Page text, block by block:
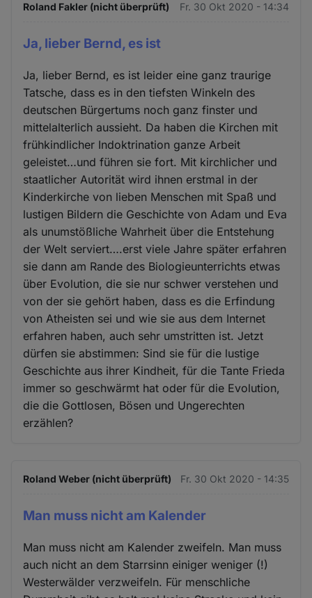
Roland Fakler (nicht überprüft) Fr. 30 Okt 2020 - 14:34
Ja, lieber Bernd, es ist
Ja, lieber Bernd, es ist leider eine ganz traurige
Tatsche, dass es in den tiefsten Winkeln des
deutschen Bürgertums noch ganz finster und
mittelalterlich aussieht. Da haben die Kirchen mit
frühkindlicher Indoktrination ganze Arbeit
geleistet…und führen sie fort. Mit kirchlicher und
staatlicher Autorität wird ihnen erstmal in der
Kinderkirche von lieben Menschen mit Spaß und
lustigen Bildern die Geschichte von Adam und Eva
als unumstößliche Wahrheit über die Entstehung
der Welt serviert….erst viele Jahre später erfahren
sie dann am Rande des Biologieunterrichts etwas
über Evolution, die sie nur schwer verstehen und
von der sie gehört haben, dass es die Erfindung
von Atheisten sei und wie sie aus dem Internet
erfahren haben, auch sehr umstritten ist. Jetzt
dürfen sie abstimmen: Sind sie für die lustige
Geschichte aus ihrer Kindheit, für die Tante Frieda
immer so geschwärmt hat oder für die Evolution,
die die Gottlosen, Bösen und Ungerechten
erzählen?
Roland Weber (nicht überprüft) Fr. 30 Okt 2020 - 14:35
Man muss nicht am Kalender
Man muss nicht am Kalender zweifeln. Man muss
auch nicht an dem Starrsinn einiger weniger (!)
Westerwälder verzweifeln. Für menschliche